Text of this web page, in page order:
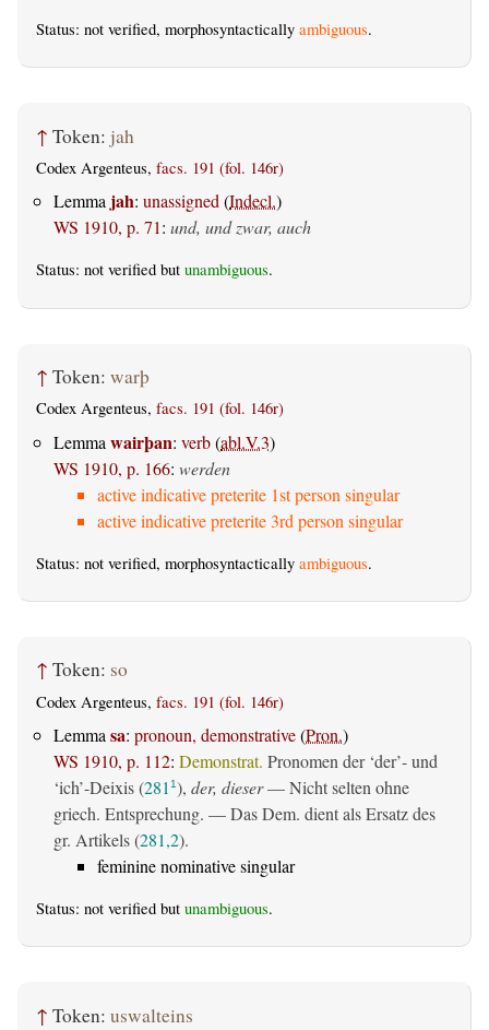
Status: not verified, morphosyntactically ambiguous.
↑ Token: jah
Codex Argenteus, facs. 191 (fol. 146r)
Lemma jah: unassigned(Indecl.)
WS 1910, p. 71: und, und zwar, auch
Status: not verified but unambiguous.
↑ Token: warþ
Codex Argenteus, facs. 191 (fol. 146r)
Lemma wairþan: verb(abl.V.3)
WS 1910, p. 166: werden
active indicative preterite 1st person singular
active indicative preterite 3rd person singular
Status: not verified, morphosyntactically ambiguous.
↑ Token: so
Codex Argenteus, facs. 191 (fol. 146r)
Lemma sa: pronoun, demonstrative(Pron.)
WS 1910, p. 112: Demonstrat. Pronomen der ‘der’- und
‘ich’-Deixis (281 1), der, dieser— Nicht selten ohne
griech. Entsprechung. — Das Dem. dient als Ersatz des
gr. Artikels (281,2).
feminine nominative singular
Status: not verified but unambiguous.
↑ Token: uswalteins